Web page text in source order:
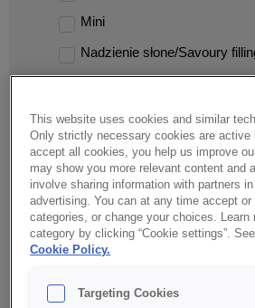
Mini
Nadzienie słone/Savoury
Niski IG/Low GI
Pieczywo pro/Pro bread
Pikantne/Spicy
Pomidory/Tomatoes
Posypka/Topping
RSPO
This website uses cookies and similar
Only strictly necessary cookies are active
accept all cookies, you help us improve
may show you more relevant content and
involve sharing information with partners
advertising. You can at any time accept
categories, or change your choices. Learn
category by clicking “Cookie settings”.
Cookie Policy.
Targeting Cookies